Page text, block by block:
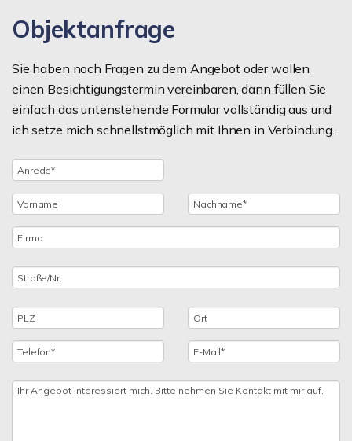
Objektanfrage
Sie haben noch Fragen zu dem Angebot oder wollen
einen Besichtigungstermin vereinbaren, dann füllen Sie
einfach das untenstehende Formular vollständig aus und
ich setze mich schnellstmöglich mit Ihnen in Verbindung.